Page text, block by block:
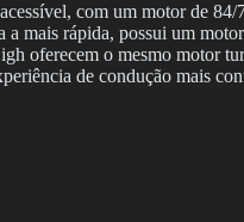
com um motor de
a mais rápida, possui um
oferecem o mesmo motor
de condução mais